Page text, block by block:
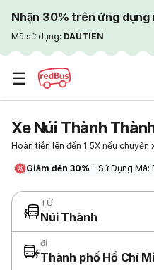
Nhận 30% trên ứng dụng
Mã sử dụng: DAUTIEN
☰
Xe Núi Thành
Hoàn tiền lên đến 1.5X nếu chuyến
Giảm đến 30% - Sử Dụng Mã:
TỪ
Núi Thành
đi
Thành phố Hồ Chí